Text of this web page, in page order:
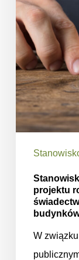
rozporządzenia
dotyczącego
świadectw
charakterystyki
energetycznej
budynków
projektu
W